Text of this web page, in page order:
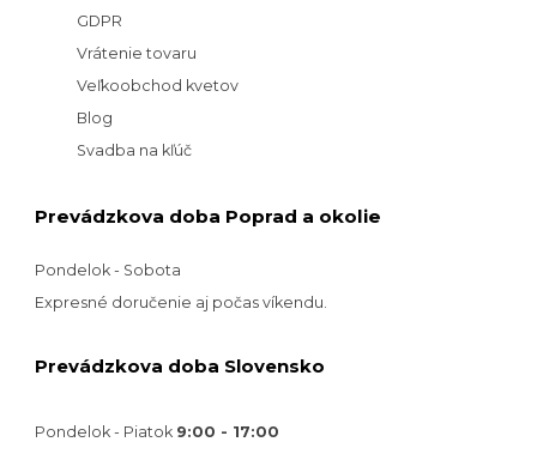
GDPR
Vrátenie tovaru
Veľkoobchod kvetov
Blog
Svadba na kľúč
Prevádzkova doba Poprad a okolie
Pondelok - Sobota
Expresné doručenie aj počas víkendu.
Prevádzkova doba Slovensko
Pondelok - Piatok 9:00 - 17:00